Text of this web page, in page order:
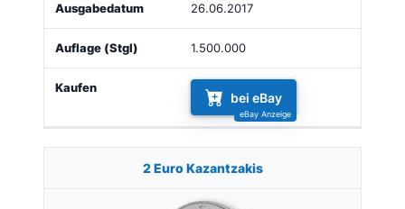
26.06.2017
1.500.000
bei eBay
2 Euro Kazantzakis